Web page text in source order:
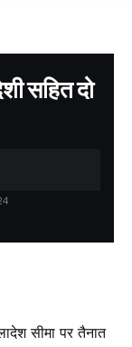
सहित दो
सीमा पर तैनात